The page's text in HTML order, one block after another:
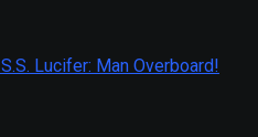
S.S. Lucifer: Man Overboard!